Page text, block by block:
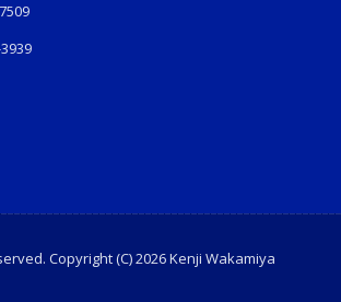
Copyright (C) 2026 Kenji Wakamiya